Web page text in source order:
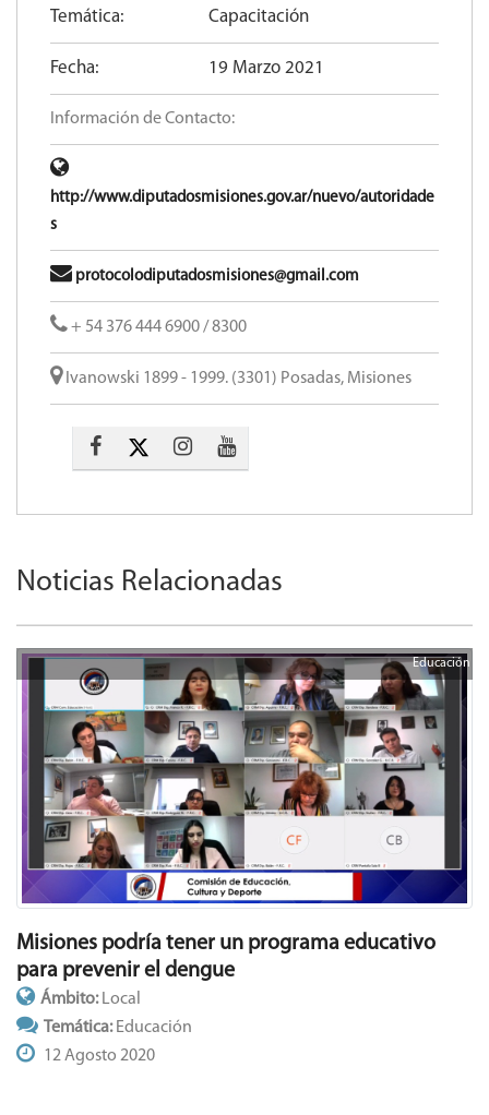
Temática: Capacitación
Fecha: 19 Marzo 2021
Información de Contacto:
http://www.diputadosmisiones.gov.ar/nuevo/autoridade
s
protocolodiputadosmisiones@gmail.com
+ 54 376 444 6900 / 8300
Ivanowski 1899 - 1999. (3301) Posadas, Misiones
Noticias Relacionadas
Educación
Misiones podría tener un programa educativo
para prevenir el dengue
Ámbito: Local
Temática: Educación
12 Agosto 2020